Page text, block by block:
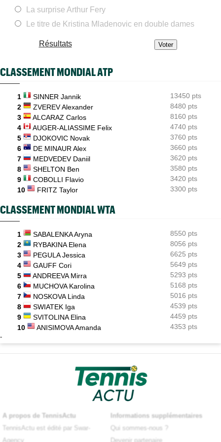
ATP / WTA
Tous les programmes et les résultats de ce jeudi 6 août 2026
INTERVIEW
Luca Van Assche : "Je peux être performant tout au long de
INTERVIEW
06/08
WTA - Toronto
Aryna Sabalenka propose... des conférences de presse façon F1
La surprise Arthur Fery
Le titre de Kristina Mladenovic en double dames
Résultats
CLASSEMENT MONDIAL ATP
1 SINNER Jannik
13450 pts
2
ZVEREV Alexander
8480 pts
3
ALCARAZ Carlos
8160 pts
4
AUGER-ALIASSIME Felix
4740 pts
5
DJOKOVIC Novak
3760 pts
6
DE MINAUR Alex
3660 pts
7
MEDVEDEV Daniil
3620 pts
8
SHELTON Ben
3580 pts
9
COBOLLI Flavio
3420 pts
10
FRITZ Taylor 3300 pts
CLASSEMENT MONDIAL WTA
1 SABALENKA Aryna
8550 pts
2
RYBAKINA Elena
8056 pts
3
PEGULA Jessica
6625 pts
4
GAUFF Cori
5649 pts
5
ANDREEVA Mirra
5293 pts
6
MUCHOVA Karolina
5168 pts
7
NOSKOVA Linda
5016 pts
8
SWIATEK Iga
4539 pts
9
SVITOLINA Elina
4459 pts
10
ANISIMOVA Amanda 4353 pts
-
A propos de TennisActu
TennisActu est édité par Swar-
Agency
Informations supplémentaires
Qui sommes-nous ?
Devenir partenaire